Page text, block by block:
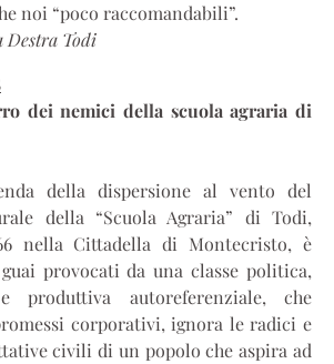
noi “poco raccomandabili”.
Todi
dei nemici della scuola agraria di
della dispersione al vento del
della “Scuola Agraria” di Todi,
nella Cittadella di Montecristo, è
provocati da una classe politica,
produttiva autoreferenziale, che
corporativi, ignora le radici e
civili di un popolo che aspira ad